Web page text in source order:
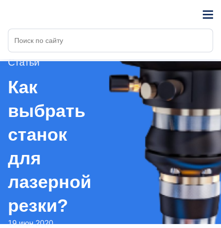
Статьи
Как
выбрать
станок
для
лазерной
резки?
19 июн 2020